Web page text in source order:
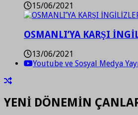
15/06/2021
OSMANLI’YA KARŞI
13/06/2021
Youtube ve Sosyal Medya
YENİ DÖNEMİN